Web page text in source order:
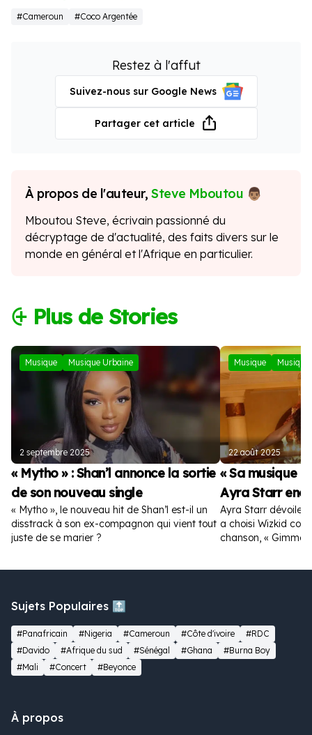
#Cameroun #Coco Argentée
Restez à l'affut
Suivez-nous sur Google News
Partager cet article
À propos de l'auteur,Steve Mboutou
Mboutou Steve, écrivain passionné du
décryptage de d'actualité, des faits divers sur le
monde en général et l'Afrique en particulier.
⨭ Plus de Stories
Musique Musique Urbaine
2 septembre 2025
« Mytho » : Shan’l annonce la sortie
de son nouveau single
« Mytho », le nouveau hit de Shan’l est-il un
disstrack à son ex-compagnon qui vient tout
juste de se marier ?
Musique
22 août 2025
« Sa musique
Ayra Starr
Ayra Starr dévoile
a choisi Wizkid
chanson, « Gimme
Sujets Populaires 🔝
#Panafricain #Nigeria #Cameroun #Côte d'ivoire
#RDC
#Davido
#Afrique du sud #Sénégal #Ghana
#Burna Boy
#Mali
#Concert #Beyonce
À propos